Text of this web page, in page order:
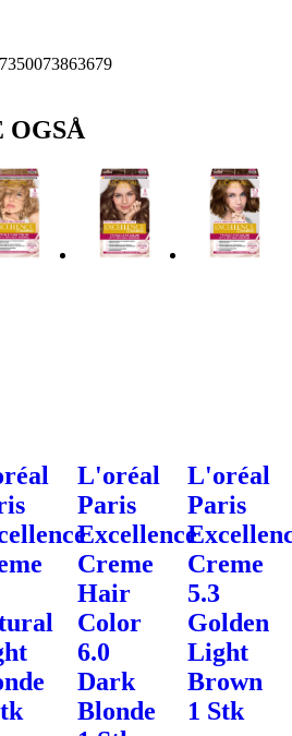
7350073863679
OGSÅ
L'oréal
Paris
Excellence
Creme
Hair
Color
6.0
Dark
Blonde
L'oréal
Paris
Creme
5.3
Golden
Light
Brown
1 Stk